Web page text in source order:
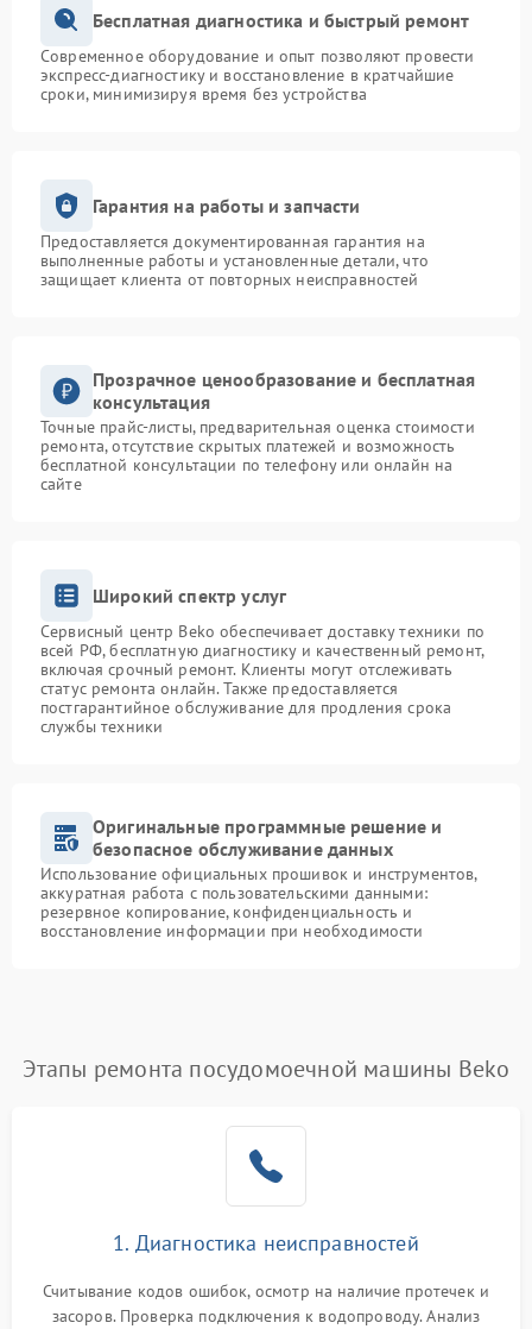
Бесплатная диагностика и быстрый ремонт
Современное оборудование и опыт позволяют провести
экспресс-диагностику и восстановление в кратчайшие
сроки, минимизируя время без устройства
Гарантия на работы и запчасти
Предоставляется документированная гарантия на
выполненные работы и установленные детали, что
защищает клиента от повторных неисправностей
Прозрачное ценообразование и бесплатная
консультация
Точные прайс-листы, предварительная оценка стоимости
ремонта, отсутствие скрытых платежей и возможность
бесплатной консультации по телефону или онлайн на
сайте
Широкий спектр услуг
Сервисный центр Beko обеспечивает доставку техники по
всей РФ, бесплатную диагностику и качественный ремонт,
включая срочный ремонт. Клиенты могут отслеживать
статус ремонта онлайн. Также предоставляется
постгарантийное обслуживание для продления срока
службы техники
Оригинальные программные решение и
безопасное обслуживание данных
Использование официальных прошивок и инструментов,
аккуратная работа с пользовательскими данными:
резервное копирование, конфиденциальность и
восстановление информации при необходимости
Этапы ремонта посудомоечной машины Beko
1. Диагностика неисправностей
Считывание кодов ошибок, осмотр на наличие протечек и
засоров. Проверка подключения к водопроводу. Анализ